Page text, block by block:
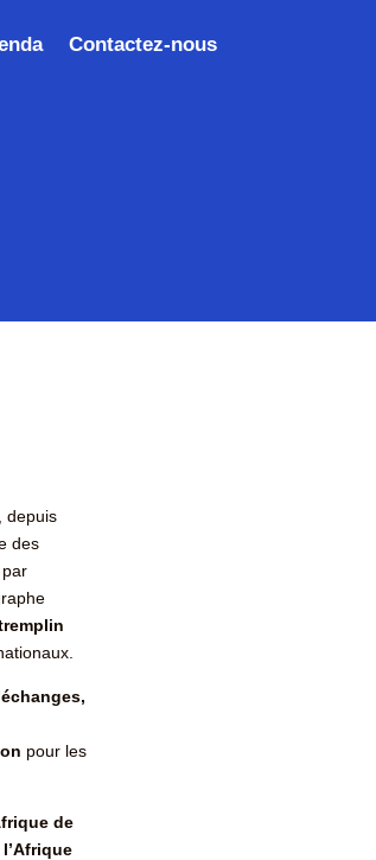
Contactez-nous
depuis
des
pour les
de